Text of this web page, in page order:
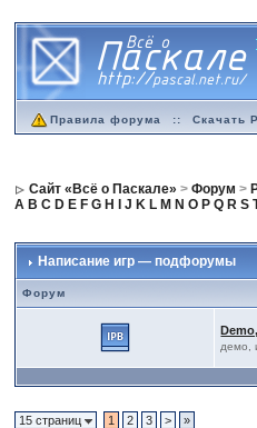
Правила форума :: Скачать
Сайт «Всё о Паскале» >Форум >
A B C D E F G H J K L M N O P Q R S
Написание игр — подфорумы
Форум
демо,
15 страниц 1 2 3 > »